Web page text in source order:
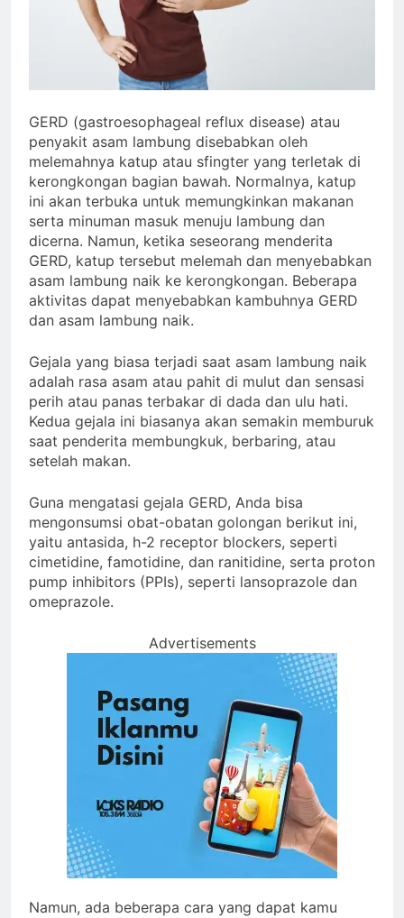
GERD (gastroesophageal reflux disease) atau
penyakit asam lambung disebabkan oleh
melemahnya katup atau sfingter yang terletak di
kerongkongan bagian bawah. Normalnya, katup
ini akan terbuka untuk memungkinkan makanan
serta minuman masuk menuju lambung dan
dicerna. Namun, ketika seseorang menderita
GERD, katup tersebut melemah dan menyebabkan
asam lambung naik ke kerongkongan. Beberapa
aktivitas dapat menyebabkan kambuhnya GERD
dan asam lambung naik.
Gejala yang biasa terjadi saat asam lambung naik
adalah rasa asam atau pahit di mulut dan sensasi
perih atau panas terbakar di dada dan ulu hati.
Kedua gejala ini biasanya akan semakin memburuk
saat penderita membungkuk, berbaring, atau
setelah makan.
Guna mengatasi gejala GERD, Anda bisa
mengonsumsi obat-obatan golongan berikut ini,
yaitu antasida, h-2 receptor blockers, seperti
cimetidine, famotidine, dan ranitidine, serta proton
pump inhibitors (PPIs), seperti lansoprazole dan
omeprazole.
Advertisements
Namun, ada beberapa cara yang dapat kamu